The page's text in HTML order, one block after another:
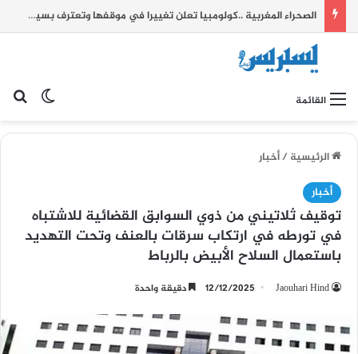
الصحراء المغربية ..كولومبيا تعلن تغييرا في موقفها وتعترف بسيادة المغرب على صحرائه
القائمة
الرئيسية/أخبار
أخبار
توقيف ثلاتيني من ذوي السوابق القضائية للاشتباه
في تورطه في ارتكاب سرقات بالعنف وتحت التهديد
باستعمال السلاح الأبيض بالرباط
Jaouhari Hind
12/12/2025 دقيقة واحدة